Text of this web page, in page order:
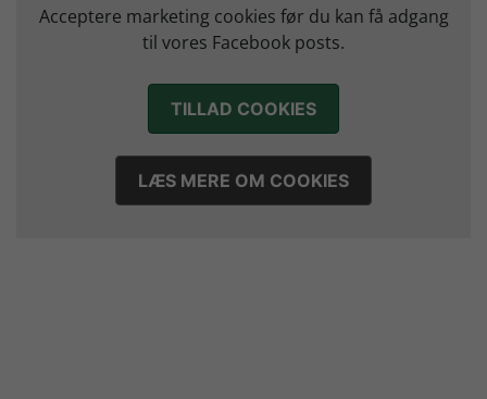
Marius Nørsøller udlejes til HØJ Elite
14. juli 2026
Acceptere marketing cookies før du kan få adgang
til vores Facebook posts.
TILLAD COOKIES
LÆS MERE OM COOKIES